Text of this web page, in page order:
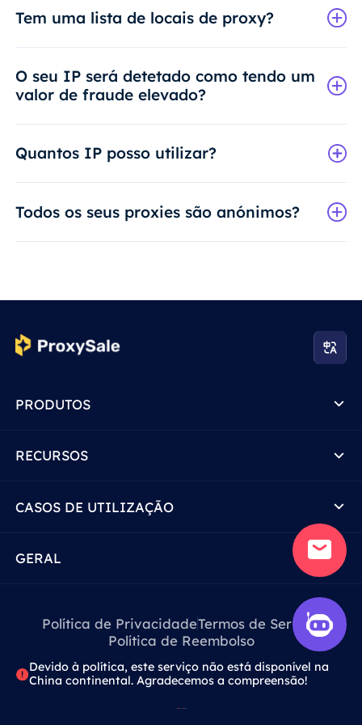
Tem uma lista de locais de proxy?
O seu IP será detetado como tendo um
valor de fraude elevado?
Quantos IP posso utilizar?
Todos os seus proxies são anónimos?
PRODUTOS
RECURSOS
CASOS DE UTILIZAÇÃO
GERAL
Política de PrivacidadeTermos de Serviço
Política de Reembolso
Devido à política, este serviço não está disponível na
China continental. Agradecemos a compreensão!